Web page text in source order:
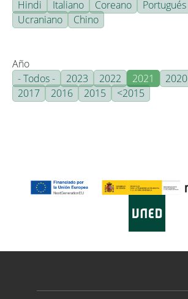
Hindi
Italiano Coreano Portugués
Ucraniano
Chino
Año
- Todos -
2023 2022 2021 2020
2017
2016 2015 <2015